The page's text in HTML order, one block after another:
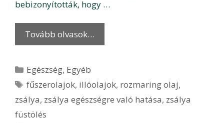
bebizonyították, hogy …
Tovább olvasok…
Kategória
Egészség, Egyéb
Címkék
fűszerolajok, illóolajok, rozmaring olaj,
zsálya, zsálya egészségre való hatása, zsálya
füstölés